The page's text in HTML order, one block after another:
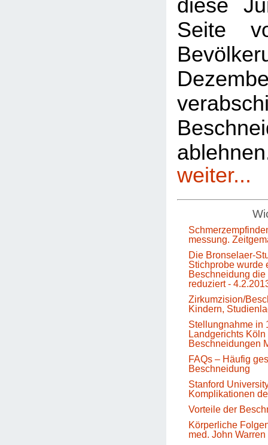
diese
Seite
weiter...
messung.
Die Bronselaer-
Stichprobe wurde
Beschneidung
reduziert -
Zirkumzision/
Kindern,
Stellungnahme in
Landgerichts
Beschneidungen
FAQs – Häufig
Beschneidung
Stanford
Komplikationen
Vorteile der
Körperliche
med. John Warren